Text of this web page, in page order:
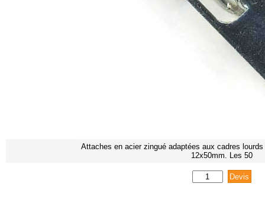
Attaches en acier zingué adaptées aux cadres
12x50mm. Les 50